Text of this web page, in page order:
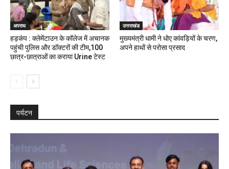
अपराध
हड़कंप : क्लेमेंटाउन के कॉलेज में अचानक
पहुंची पुलिस और डॉक्टरों की टीम,100
छात्र-छात्राओं का कराया Urine टेस्ट
उत्तराखंड
मुख्यमंत्री धामी ने धोए कांवड़ियों के चरण,
अपने हाथों से परोसा प्रसाद
पर्यटन